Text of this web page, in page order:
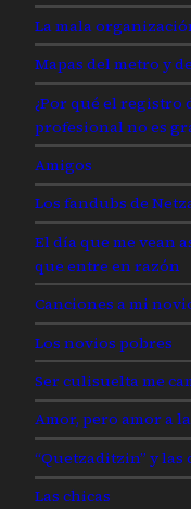
La mala
Mapas del metro y
¿Por qué el registro
profesional no es
Amigos
Los fandubs de
El día que me vean
que entre en razón
Canciones a mi
Los novios pobres
Ser culisuelta me
Amor, pero amor a
“Quetzaditzin” y
Las chicas